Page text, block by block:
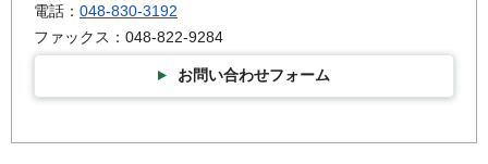
電話： 048-830-3192
ファックス：048-822-9284
お問い合わせフォーム